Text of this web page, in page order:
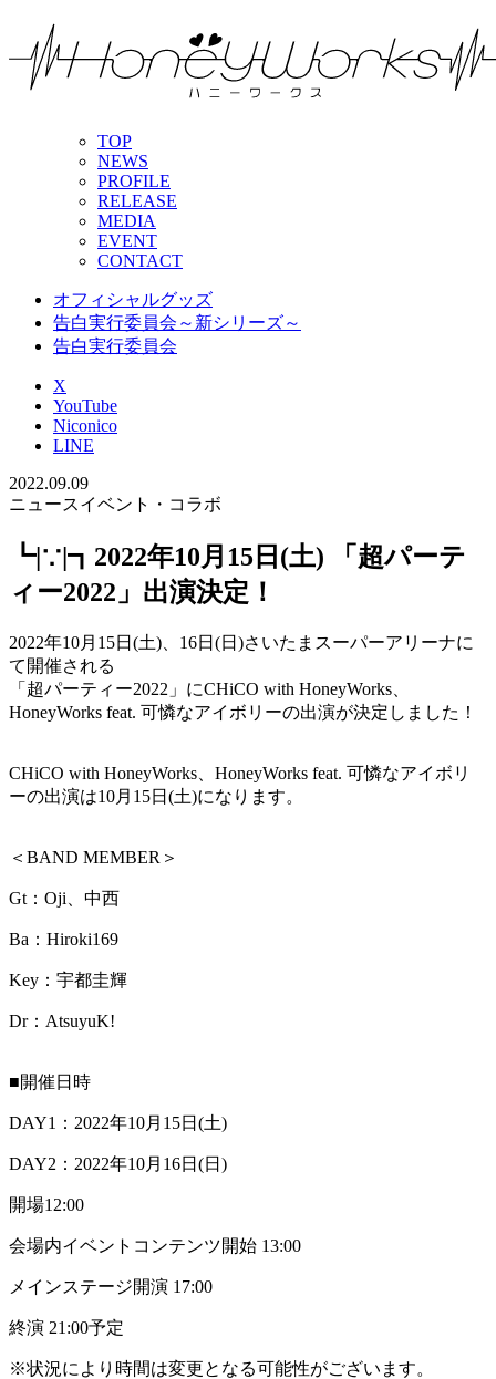
TOP
NEWS
PROFILE
RELEASE
MEDIA
EVENT
CONTACT
オフィシャルグッズ
告白実行委員会～新シリーズ～
告白実行委員会
X
YouTube
Niconico
LINE
2022.09.09
ニュースイベント・コラボ
┗|∵|┓2022年10月15日(土) 「超パーテ
ィー2022」出演決定！
2022年10月15日(土)、16日(日)さいたまスーパーアリーナに
て開催される
「超パーティー2022」にCHiCO with HoneyWorks、
HoneyWorks feat. 可憐なアイボリーの出演が決定しました！
CHiCO with HoneyWorks、HoneyWorks feat. 可憐なアイボリ
ーの出演は10月15日(土)になります。
＜BAND MEMBER＞
Gt：Oji、中西
Ba：Hiroki169
Key：宇都圭輝
Dr：AtsuyuK!
■開催日時
DAY1：2022年10月15日(土)
DAY2：2022年10月16日(日)
開場12:00
会場内イベントコンテンツ開始 13:00
メインステージ開演 17:00
終演 21:00予定
※状況により時間は変更となる可能性がございます。